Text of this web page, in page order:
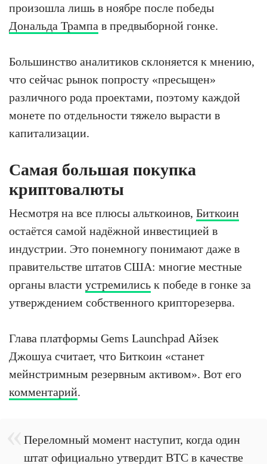
произошла лишь в ноябре после победы
Дональда Трампа в предвыборной гонке.
Большинство аналитиков склоняется к мнению,
что сейчас рынок попросту «пресыщен»
различного рода проектами, поэтому каждой
монете по отдельности тяжело вырасти в
капитализации.
Самая большая покупка
криптовалюты
Несмотря на все плюсы альткоинов, Биткоин
остаётся самой надёжной инвестицией в
индустрии. Это понемногу понимают даже в
правительстве штатов США: многие местные
органы власти устремились к победе в гонке за
утверждением собственного крипторезерва.
Глава платформы Gems Launchpad Айзек
Джошуа считает, что Биткоин «станет
мейнстримным резервным активом». Вот его
комментарий.
Переломный момент наступит, когда один
штат официально утвердит BTC в качестве